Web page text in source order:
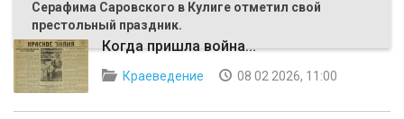
Серафима Саровского в Кулиге отметил свой
престольный праздник.
Когда пришла война...
Краеведение 08 02 2026, 11:00